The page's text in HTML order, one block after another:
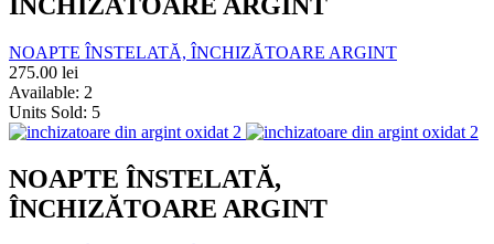
NOAPTE ÎNSTELATĂ, ÎNCHIZĂTOARE ARGINT
275.00 lei
Available: 2
Units Sold: 5
NOAPTE ÎNSTELATĂ,
ÎNCHIZĂTOARE ARGINT